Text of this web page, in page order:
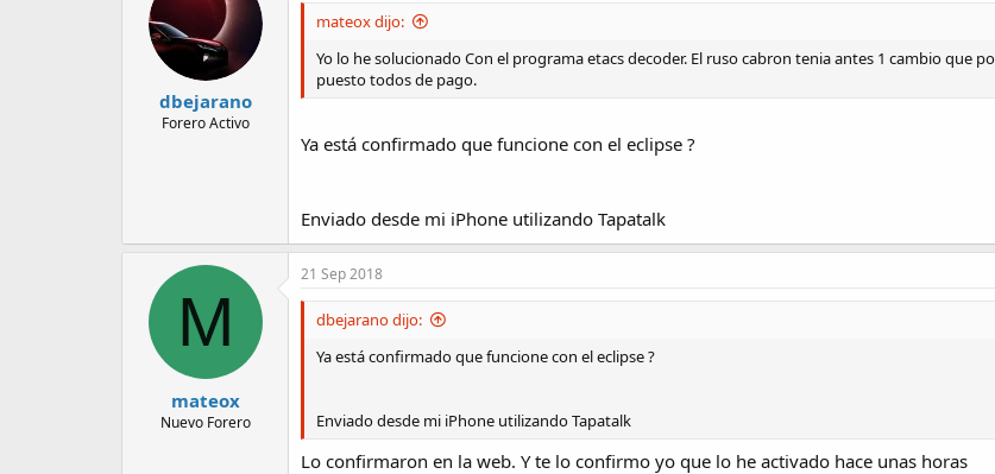
dbejarano
Forero Activo
mateox dijo:
Yo lo he solucionado Con el programa etacs decoder. El ruso cabron tenia antes 1 cambio que
puesto todos de pago.
Ya está confirmado que funcione con el eclipse ?
Enviado desde mi iPhone utilizando Tapatalk
M
mateox
Nuevo Forero
21 Sep 2018
dbejarano dijo:
Ya está confirmado que funcione con el eclipse ?
Enviado desde mi iPhone utilizando Tapatalk
Lo confirmaron en la web. Y te lo confirmo yo que lo he activado hace unas horas